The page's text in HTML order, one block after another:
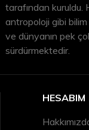
tarafından kuruldu.
antropoloji gibi bilim
ve dünyanın pek
sürdürmektedir.
HESABIM